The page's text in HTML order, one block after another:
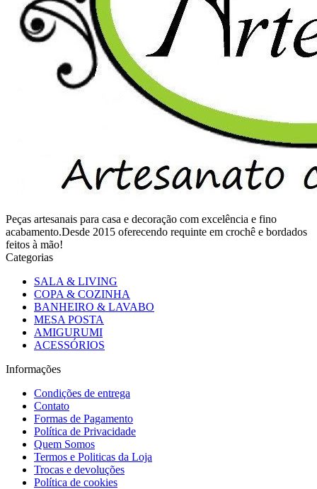
Peças artesanais para casa e decoração com excelência e fino
acabamento.Desde 2015 oferecendo requinte em crochê e bordados
feitos à mão!
Categorias
SALA & LIVING
COPA & COZINHA
BANHEIRO & LAVABO
MESA POSTA
AMIGURUMI
ACESSÓRIOS
Informações
Condições de entrega
Contato
Formas de Pagamento
Política de Privacidade
Quem Somos
Termos e Politicas da Loja
Trocas e devoluções
Política de cookies